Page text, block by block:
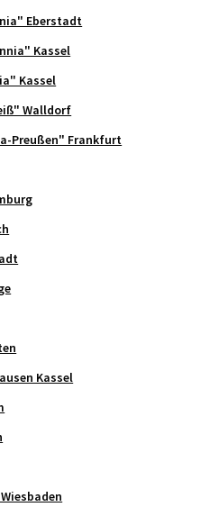
Eberstadt
Kassel
Kassel
Walldorf
Preußen" Frankfurt
Kassel